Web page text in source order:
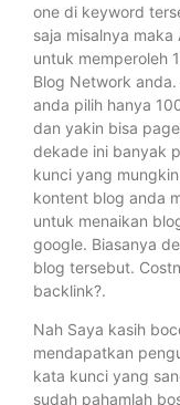
one di keyword
saja misalnya
untuk memperoleh
Blog Network
anda pilih hanya
dan yakin bisa
dekade ini banyak
kunci yang
kontent blog anda
untuk menaikan
google. Biasanya
blog tersebut.
backlink?.
Nah Saya kasih
mendapatkan
kata kunci yang
sudah pahamlah